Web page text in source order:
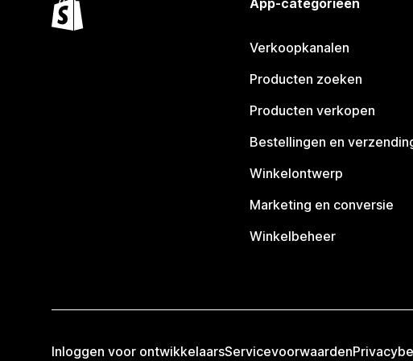
App-categorieën
Verkoopkanalen
Producten zoeken
Producten verkopen
Bestellingen en
Winkelontwerp
Marketing en conversie
Winkelbeheer
Inloggen voor ontwikkelaarsServicevoorwaarden